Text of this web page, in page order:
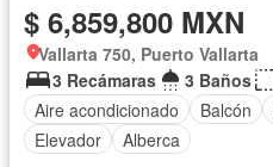
$ 6,859,800 MXN
Vallarta 750, Puerto Vallarta
3 Recámaras
3 Baños
Aire acondicionado
Balcón
Elevador
Alberca